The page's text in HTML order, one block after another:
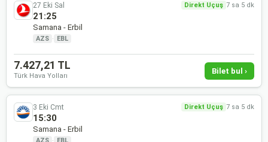
27 Eki Sal Direkt Uçuş 7 sa 5 dk
21:25
Samana - Erbil
AZS · EBL
7.427,21 TL
Türk Hava Yolları
Bilet bul ›
3 Eki Cmt Direkt Uçuş 7 sa 5 dk
15:30
Samana - Erbil